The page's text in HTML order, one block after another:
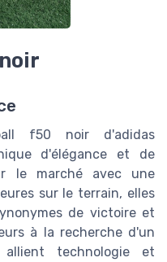
f50 noir d'adidas
d'élégance et de
le marché avec une
sur le terrain, elles
de victoire et
à la recherche d'un
technologie et